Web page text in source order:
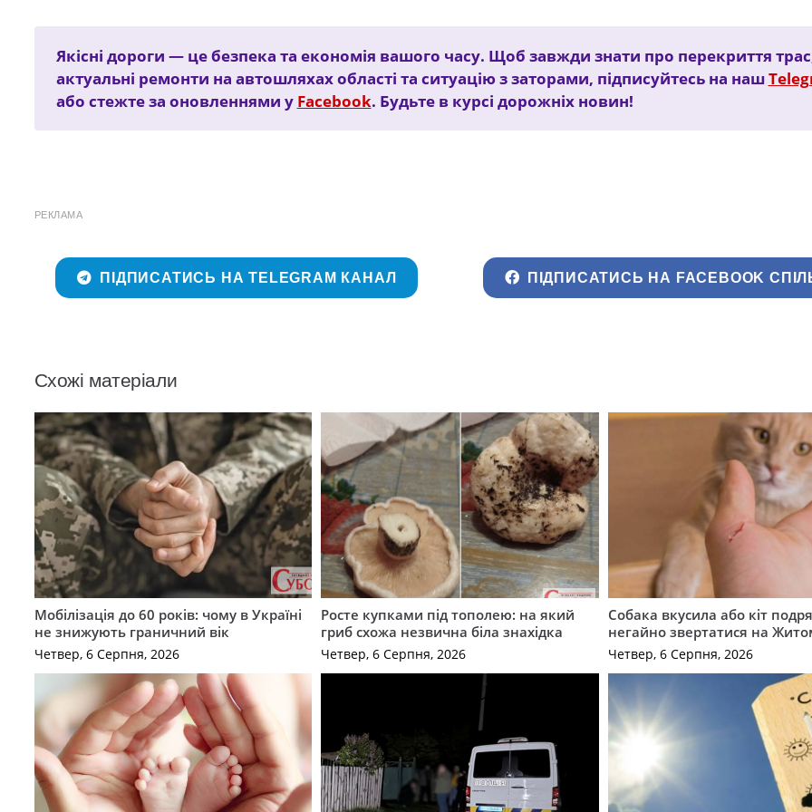
Якісні дороги — це безпека та економія вашого часу. Щоб завжди знати про перекриття
актуальні ремонти на автошляхах області та ситуацію з заторами, підписуйтесь на наш
або стежте за оновленнями у Facebook. Будьте в курсі дорожніх новин!
РЕКЛАМА
ПІДПИСАТИСЬ НА TELEGRAM КАНАЛ ПІДПИСАТИСЬ НА FACEBOOK
Схожі матеріали
Мобілізація до 60 років: чому в Україні
не знижують граничний вік
Четвер, 6 Серпня, 2026
Росте купками під тополею: на який
гриб схожа незвична біла знахідка
Четвер, 6 Серпня, 2026
Собака вкусила або кіт
негайно звертатися на
Четвер, 6 Серпня, 2026